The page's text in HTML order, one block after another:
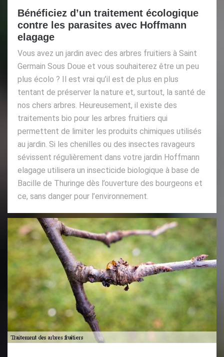
Bénéficiez d’un traitement écologique
contre les parasites avec Hoffmann
elagage
Vous avez un jardin avec des arbres fruitiers à Saint
Germain Sous Doue et vous souhaiterez être un peu
plus écolo ? Il est vrai qu’il est de plus en plus
tentant de préserver la nature et, surtout, la santé de
nos chers arbres. Heureusement, il existe des
traitements bio pour les arbres fruitiers qui
permettent de limiter les produits chimiques utilisés
au jardin. Si les chenilles ou des insectes ravageurs
sévissent régulièrement dans votre jardin Hoffmann
elagage utilisera un insecticide biologique à base de
Bacille de Thuringe dès l’ouverture des bourgeons et
ce, sans danger pour l’environnement.